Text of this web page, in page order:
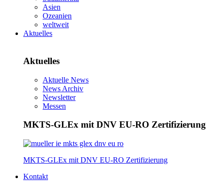
Asien
Ozeanien
weltweit
Aktuelles
Aktuelles
Aktuelle News
News Archiv
Newsletter
Messen
MKTS-GLEx mit DNV EU-RO Zertifizierung
MKTS-GLEx mit DNV EU-RO Zertifizierung
Kontakt